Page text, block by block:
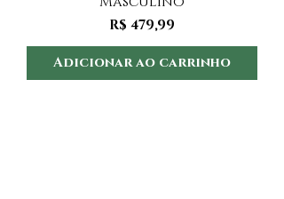
Preço
R$ 479,99
Adicionar ao carrinho